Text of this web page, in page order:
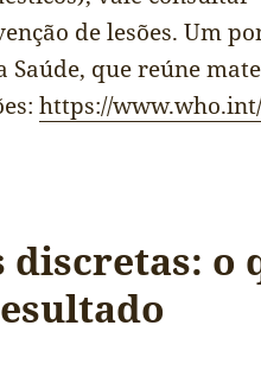
de lesões. Um
que reúne
https://
discretas: o